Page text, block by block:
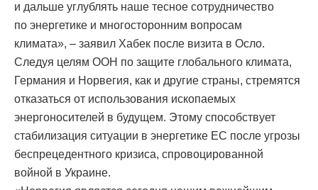
и дальше углублять наше тесное сотрудничество
по энергетике и многосторонним вопросам
климата», – заявил Хабек после визита в Осло.
Следуя целям ООН по защите глобального климата,
Германия и Норвегия, как и другие страны, стремятся
отказаться от использования ископаемых
энергоносителей в будущем. Этому способствует
стабилизация ситуации в энергетике ЕС после угрозы
беспрецедентного кризиса, спровоцированной
войной в Украине.